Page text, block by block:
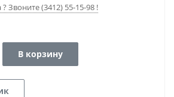
Звоните (3412) 55-15-98 !
В корзину